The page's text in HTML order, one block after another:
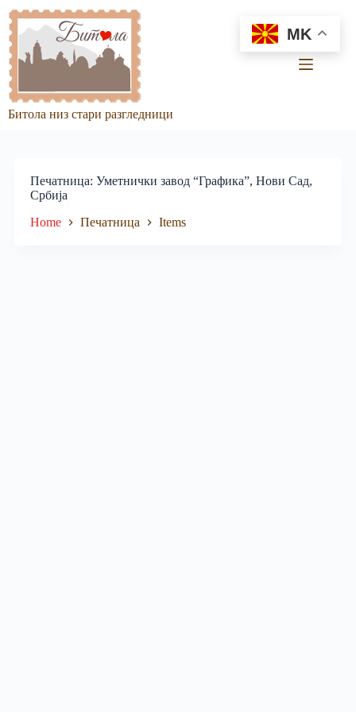
content
Битола низ стари разгледници
Печатница Уметнички завод “Графика”, Нови Сад,
Србија
Home Печатница Items
MK